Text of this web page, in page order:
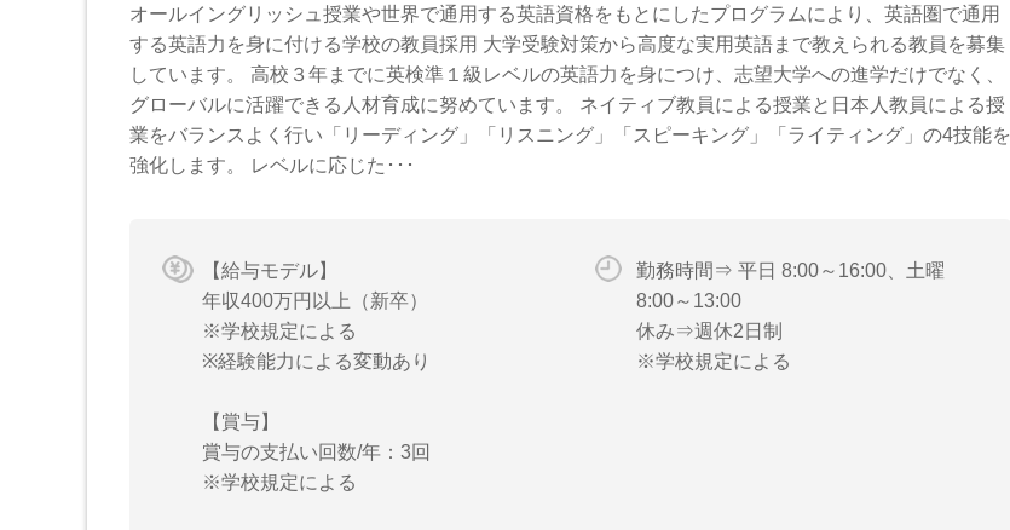
オールイングリッシュ授業や世界で通用する英語資格をもとにしたプログラムにより、英語圏で通用
する英語力を身に付ける学校の教員採用 大学受験対策から高度な実用英語まで教えられる教員を募集
しています。 高校３年までに英検準１級レベルの英語力を身につけ、志望大学への進学だけでなく、
グローバルに活躍できる人材育成に努めています。 ネイティブ教員による授業と日本人教員による授
業をバランスよく行い「リーディング」「リスニング」「スピーキング」「ライティング」の4技能を
強化します。 レベルに応じた･･･
【給与モデル】
年収400万円以上（新卒）
※学校規定による
※経験能力による変動あり
【賞与】
賞与の支払い回数/年：3回
※学校規定による
勤務時間⇒ 平日 8:00～16:00、土曜
8:00～13:00
休み⇒週休2日制
※学校規定による